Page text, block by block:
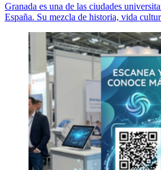
Granada es una de las ciudades
España. Su mezcla de historia, vida